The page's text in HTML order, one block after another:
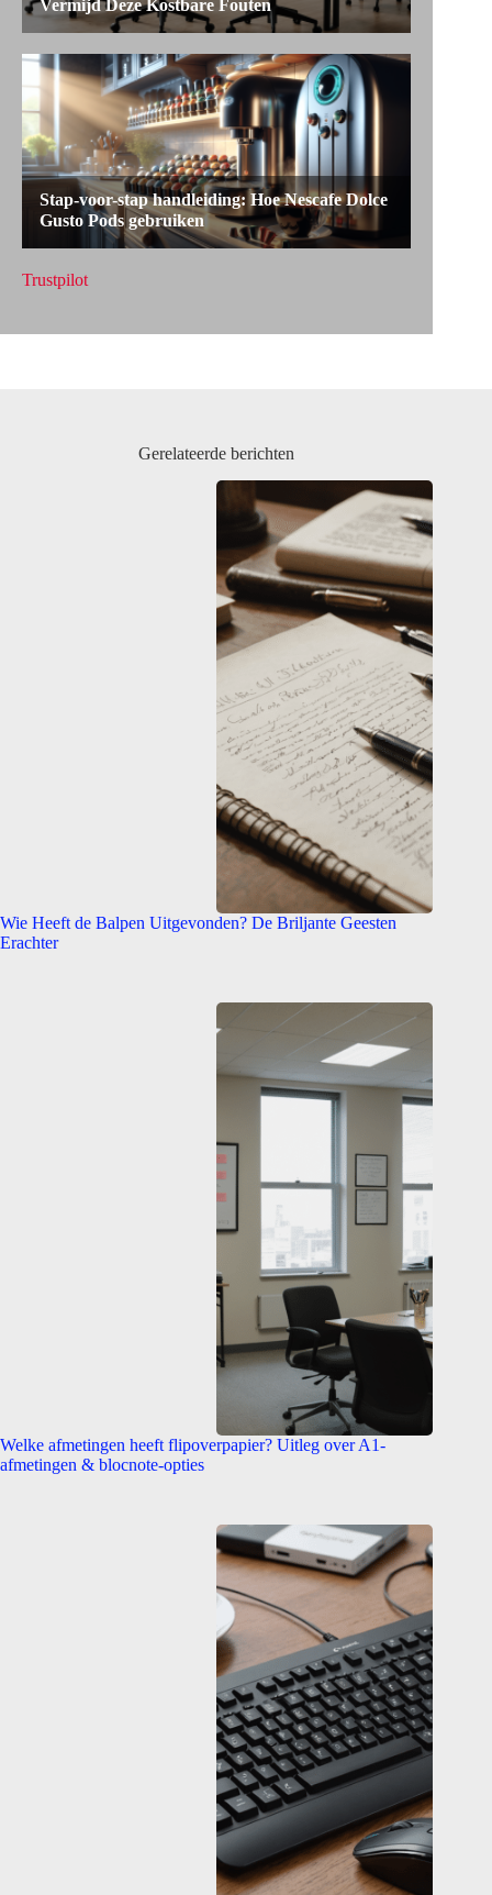
Trustpilot
Gerelateerde berichten
Wie Heeft de Balpen Uitgevonden? De Briljante Geesten
Erachter
Welke afmetingen heeft flipoverpapier? Uitleg over A1-
afmetingen & blocnote-opties